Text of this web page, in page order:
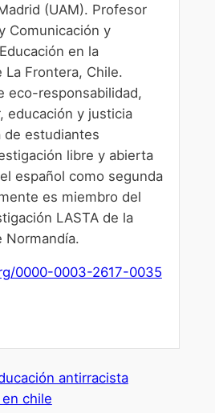
(UAM). Profesor
Comunicación y
en la
La Frontera, Chile.
eco-responsabilidad,
educación y justicia
de estudiantes
libre y abierta
español como segunda
es miembro del
LASTA de la
Normandía.
0000-0003-2617-0035
antirracista
chile